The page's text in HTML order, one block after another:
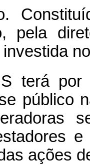
pela
por
público
ações